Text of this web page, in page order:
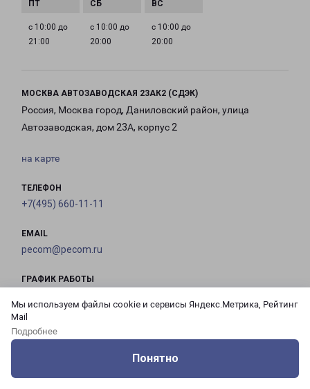
Мы используем файлы cookie и сервисы Яндекс.Метрика, Рейтинг
Mail
Подробнее
Понятно
с 10:00 до
21:00
с 10:00 до
20:00
с 10:00 до
20:00
МОСКВА АВТОЗАВОДСКАЯ 23АК2 (СДЭК)
Россия, Москва город, Даниловский район, улица
Автозаводская, дом 23А, корпус 2
на карте
ТЕЛЕФОН
+7(495) 660-11-11
EMAIL
pecom@pecom.ru
ГРАФИК РАБОТЫ
21:00
21:00
21:00
21:00